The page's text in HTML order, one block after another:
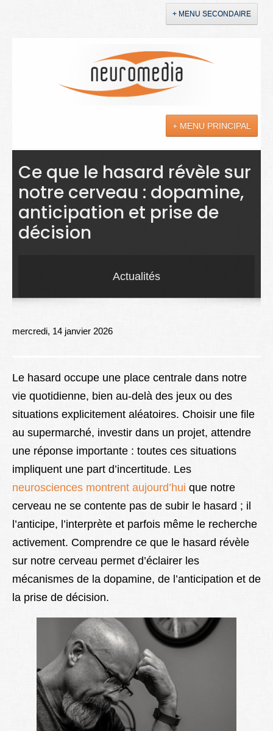
+ MENU SECONDAIRE
+ MENU PRINCIPAL
Actualités
Sciences
Maladies
Soins
Ce que le hasard révèle sur
notre cerveau : dopamine,
anticipation et prise de
décision
Actualités
mercredi, 14 janvier 2026
Le hasard occupe une place centrale dans notre
vie quotidienne, bien au-delà des jeux ou des
situations explicitement aléatoires. Choisir une file
au supermarché, investir dans un projet, attendre
une réponse importante : toutes ces situations
impliquent une part d’incertitude. Les
neurosciences montrent aujourd’hui que notre
cerveau ne se contente pas de subir le hasard ; il
l’anticipe, l’interprète et parfois même le recherche
activement. Comprendre ce que le hasard révèle
sur notre cerveau permet d’éclairer les
mécanismes de la dopamine, de l’anticipation et de
la prise de décision.